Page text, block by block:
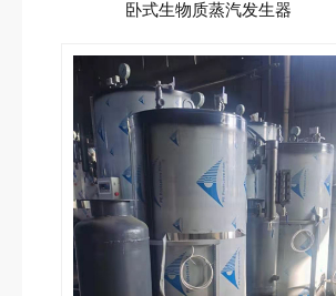
卧式生物质蒸汽发生器